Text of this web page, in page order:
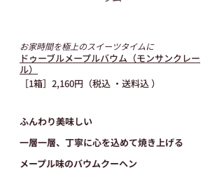
お家時間を極上のスイーツタイムに
ドゥーブルメープルバウム（モンサンクレー
ル）
［1箱］2,160円（税込 ・送料込 ）
ふんわり美味しい
一層一層、丁寧に心を込めて焼き上げる
メープル味のバウムクーヘン